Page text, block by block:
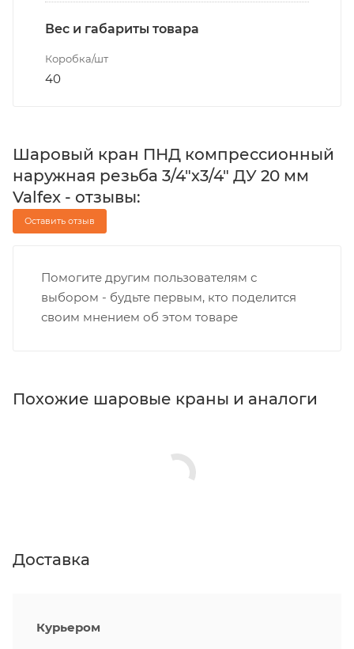
Вес и габариты товара
Коробка/шт
40
Шаровый кран ПНД компрессионный
наружная резьба 3/4"х3/4" ДУ 20 мм
Valfex - отзывы:
Оставить отзыв
Помогите другим пользователям с
выбором - будьте первым, кто поделится
своим мнением об этом товаре
Похожие шаровые краны и аналоги
Доставка
Курьером